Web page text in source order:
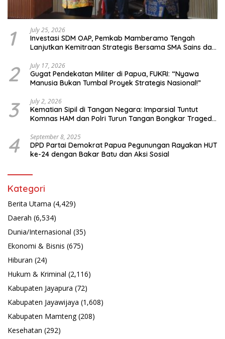
1 July 25, 2026
Investasi SDM OAP, Pemkab Mamberamo Tengah
Lanjutkan Kemitraan Strategis Bersama SMA Sains dan
2 July 17, 2026
Gugat Pendekatan Militer di Papua, FUKRI: “Nyawa
Manusia Bukan Tumbal Proyek Strategis Nasional!”
3 July 2, 2026
Kematian Sipil di Tangan Negara: Imparsial Tuntut
Komnas HAM dan Polri Turun Tangan Bongkar Tragedi
4 September 8, 2025
DPD Partai Demokrat Papua Pegunungan Rayakan HUT
ke-24 dengan Bakar Batu dan Aksi Sosial
Kategori
Berita Utama (4,429)
Daerah (6,534)
Dunia/Internasional (35)
Ekonomi & Bisnis (675)
Hiburan (24)
Hukum & Kriminal (2,116)
Kabupaten Jayapura (72)
Kabupaten Jayawijaya (1,608)
Kabupaten Mamteng(208)
Kesehatan (292)